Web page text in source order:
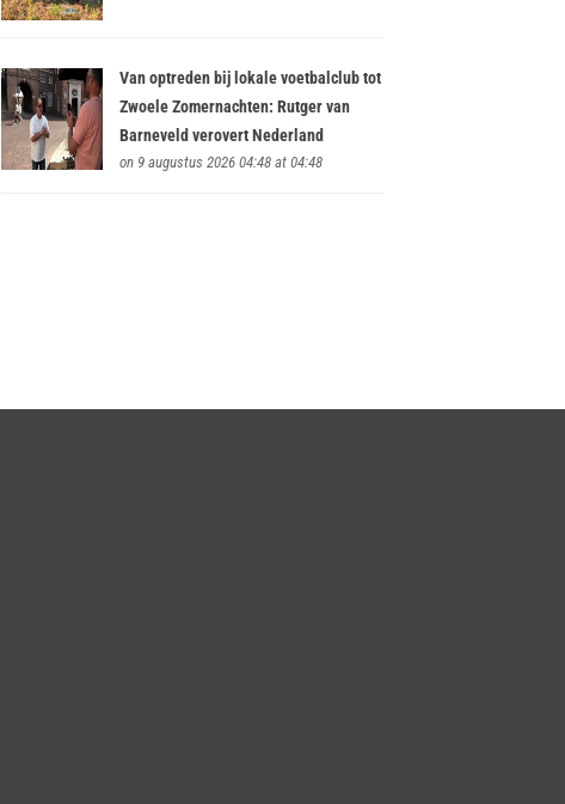
Van optreden bij lokale voetbalclub tot
Zwoele Zomernachten: Rutger van
Barneveld verovert Nederland
on 9 augustus 2026 04:48 at 04:48